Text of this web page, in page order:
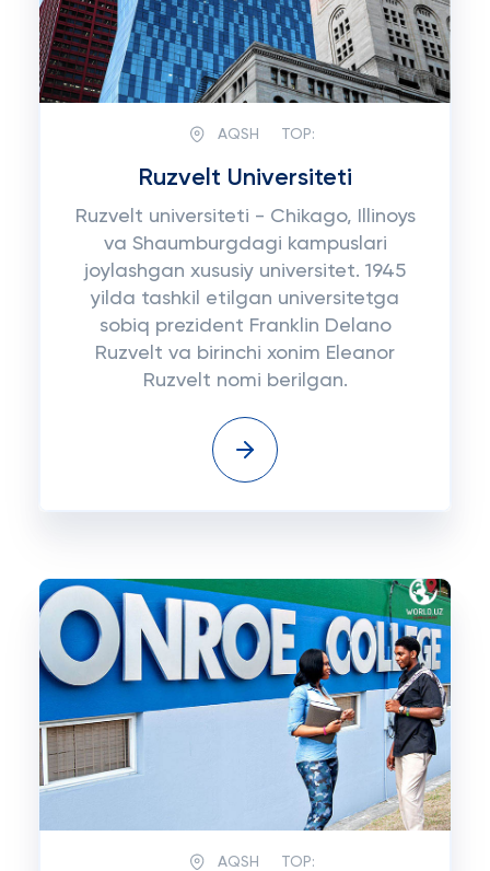
AQSH TOP:
Ruzvelt Universiteti
Ruzvelt universiteti - Chikago, Illinoys
va Shaumburgdagi kampuslari
joylashgan xususiy universitet. 1945
yilda tashkil etilgan universitetga
sobiq prezident Franklin Delano
Ruzvelt va birinchi xonim Eleanor
Ruzvelt nomi berilgan.
AQSH TOP: